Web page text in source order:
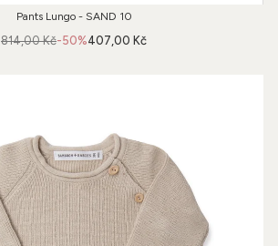
Pants Lungo - SAND 10
-50%
814,00 Kč 407,00 Kč